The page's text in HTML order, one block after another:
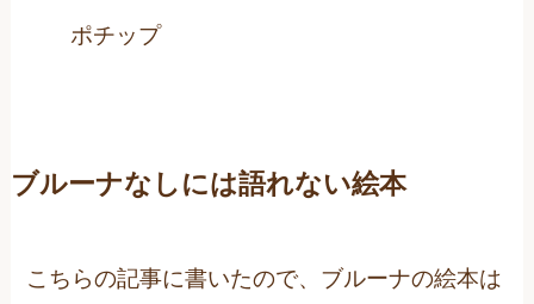
ポチップ
ブルーナなしには語れない絵本
こちらの記事に書いたので、ブルーナの絵本は